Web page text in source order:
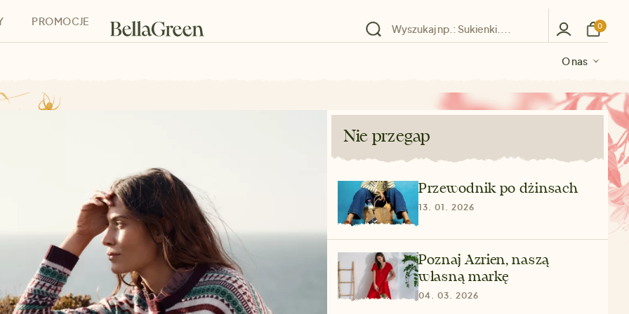
O nas
O nas
O nas
PROMOCJE
O nas
0
Nie przegap
Przewodnik po dżinsach
13. 01. 2026
Poznaj Azrien, naszą
własną markę
04. 03. 2026